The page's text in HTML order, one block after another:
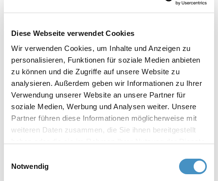
Diese Webseite verwendet Cookies
Wir verwenden Cookies, um Inhalte und Anzeigen zu
personalisieren, Funktionen für soziale Medien anbieten
zu können und die Zugriffe auf unsere Website zu
analysieren. Außerdem geben wir Informationen zu Ihrer
Verwendung unserer Website an unsere Partner für
soziale Medien, Werbung und Analysen weiter. Unsere
Partner führen diese Informationen möglicherweise mit
weiteren Daten zusammen, die Sie ihnen bereitgestellt
unsererDatenschutzerklärung Impressum
Notwendig
subraya el carácter innovador de la tecnología
Los campos de aplicación de nuestros molinos de
inmersión TORUSMILL® SK5 de alta calidad son
diversos:
Pinturas y barnices
Pigmentos y aditivos
Plásticos